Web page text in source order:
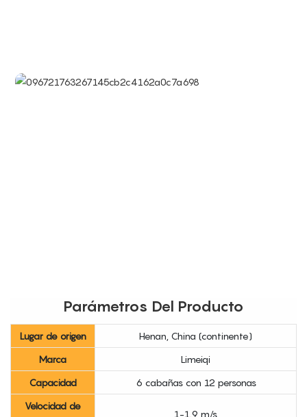
Parámetros Del Producto
Lugar de origen
Henan, China (continente)
Marca
Limeiqi
Capacidad
6 cabañas con 12 personas
Velocidad de
1-1.9 m/s